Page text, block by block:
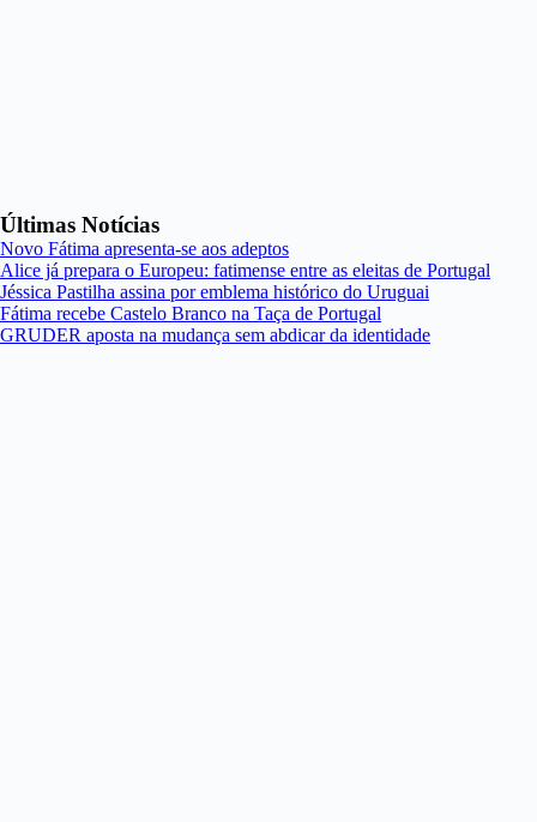
Últimas Notícias
Novo Fátima apresenta-se aos adeptos
Alice já prepara o Europeu: fatimense entre as eleitas de Portugal
Jéssica Pastilha assina por emblema histórico do Uruguai
Fátima recebe Castelo Branco na Taça de Portugal
GRUDER aposta na mudança sem abdicar da identidade